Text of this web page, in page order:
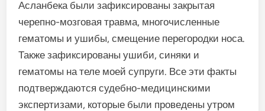
Асланбека были зафиксированы закрытая
черепно-мозговая травма, многочисленные
гематомы и ушибы, смещение перегородки носа.
Также зафиксированы ушиби, синяки и
гематомы на теле моей супруги. Все эти факты
подтверждаются судебно-медицинскими
экспертизами, которые были проведены утром